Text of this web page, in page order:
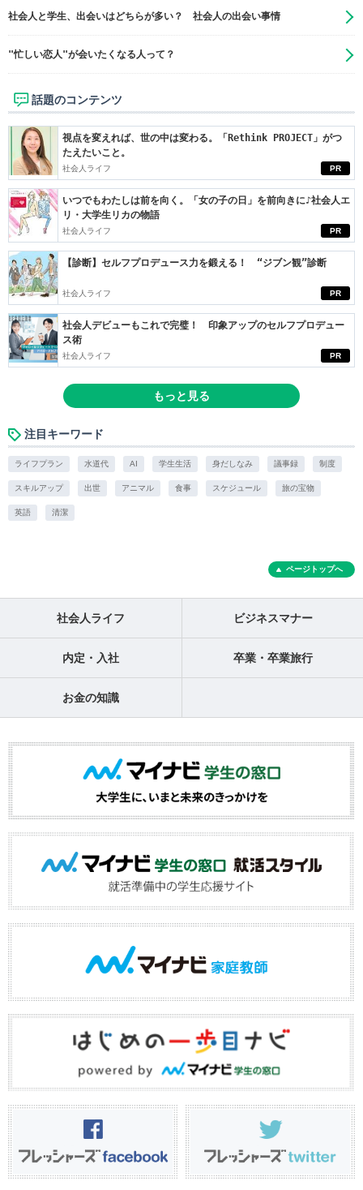
社会人と学生、出会いはどちらが多い？ 社会人の出会い事情
"忙しい恋人"が会いたくなる人って？
話題のコンテンツ
PR
視点を変えれば、世の中は変わる。「Rethink PROJECT」がつ
たえたいこと。
社会人ライフ
PR
いつでもわたしは前を向く。「女の子の日」を前向きに♪社会人エ
リ・大学生リカの物語
社会人ライフ
PR
【診断】セルフプロデュース力を鍛える！ “ジブン観”診断
社会人ライフ
PR
社会人デビューもこれで完璧！ 印象アップのセルフプロデュー
ス術
社会人ライフ
もっと見る
注目キーワード
ライフプラン 水道代 AI 学生生活 身だしなみ 議事録 制度
スキルアップ 出世 アニマル 食事 スケジュール 旅の宝物
英語 清潔
ページトップへ
社会人ライフ ビジネスマナー
内定・入社 卒業・卒業旅行
お金の知識